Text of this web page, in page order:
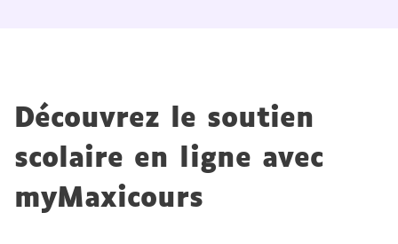
Découvrez le soutien
scolaire en ligne avec
myMaxicours